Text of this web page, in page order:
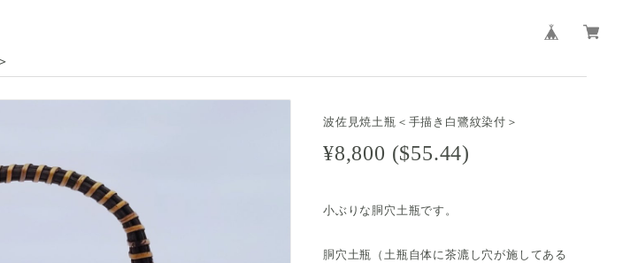
波佐見焼土瓶＜手描き白鷺紋染付＞
¥8,800 ($55.44)
小ぶりな胴穴土瓶です。
胴穴土瓶（土瓶自体に茶漉し穴が施してある